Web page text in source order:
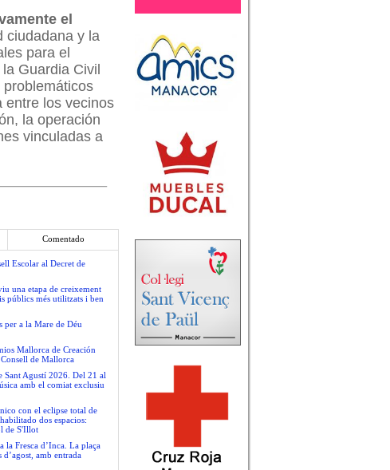
el
ciudadana y la
para el
Guardia Civil
entre los vecinos
la operación
vinculadas a
Comentado
Escolar al Decret de
una etapa de creixement
públics més utilitzats i ben
per a la Mare de Déu
Mallorca de Creación
de Mallorca
Sant Agustí 2026. Del 21 al
amb el comiat exclusiu
con el eclipse total de
dos espacios:
de S'Illot
la Fresca d’Inca. La plaça
amb entrada